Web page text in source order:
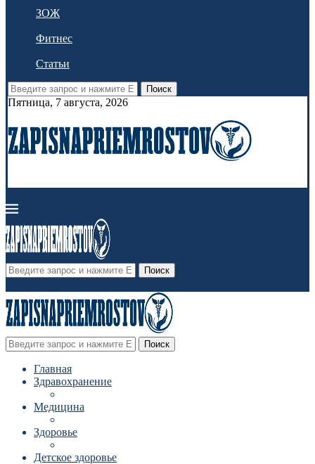
ЗОЖ
Фитнес
Статьи
Поиск
Пятница, 7 августа, 2026
Поиск
Поиск
Главная
Здравохранение
Медицина
Здоровье
Детское здоровье